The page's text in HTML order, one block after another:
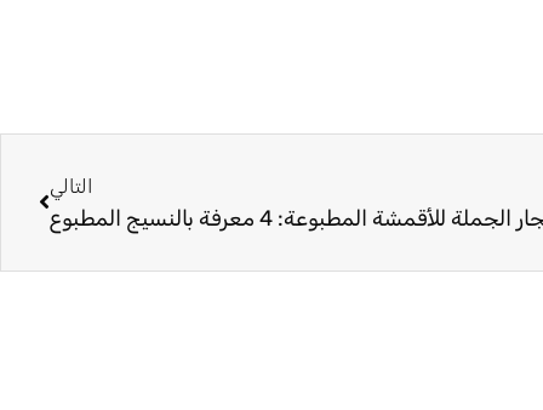
التالي
الجملة للأقمشة المطبوعة: 4 معرفة بالنسيج المطبوع